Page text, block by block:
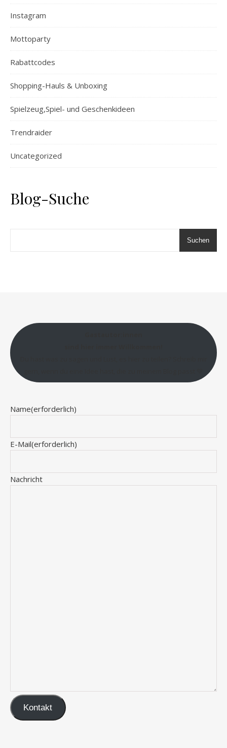
Instagram
Mottoparty
Rabattcodes
Shopping-Hauls & Unboxing
Spielzeug,Spiel- und Geschenkideen
Trendraider
Uncategorized
Blog-Suche
Suchen
Name(erforderlich)
E-Mail(erforderlich)
Nachricht
Kontakt